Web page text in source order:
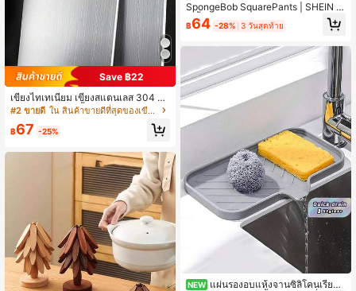
Save ฿22
เขียงไทเทเนียม เขียงสแตนเลส 304 สำ
หรับครัว สำหรับเนื้อ ผลไม้ และผัก เขียง
#2 ขายดี ใน สินค้าขายดีที่สุดของเขียงและเสื่อสำหรับห้องครัว
฿67 -25%
SpongeBob SquarePants | SHEIN 1/
2 ชิ้น ชุดฉนวนกันความร้อนลายการ์ตูน
น่ารัก, ถุงมือเตาอบ/แผ่นรองฉนวน, สิ่งที่
วามร้อนได้อย่างมีประสิทธิภาพ, เดี่ยว/ร
฿64 -28% 3 วันสุดท้าย
NEW แผ่นรองอบแห้งจานซิลิโคนเรียบห